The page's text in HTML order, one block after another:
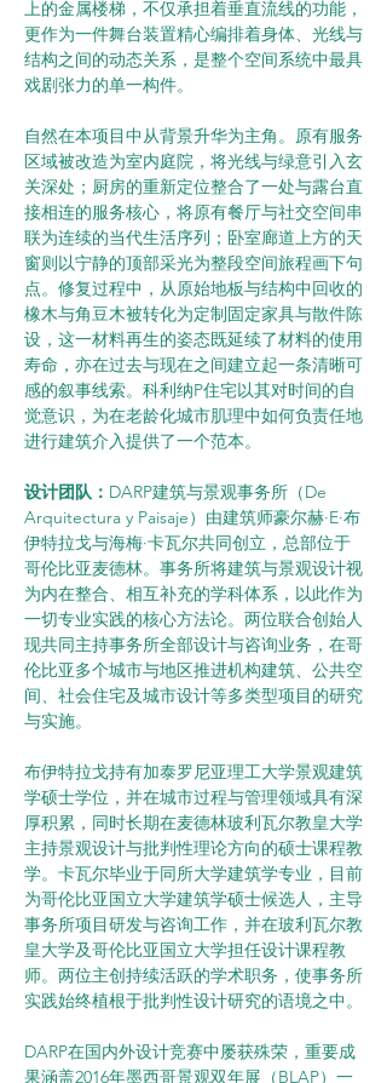
上的金属楼梯，不仅承担着垂直流线的功能，
更作为一件舞台装置精心编排着身体、光线与
结构之间的动态关系，是整个空间系统中最具
戏剧张力的单一构件。
自然在本项目中从背景升华为主角。原有服务
区域被改造为室内庭院，将光线与绿意引入玄
关深处；厨房的重新定位整合了一处与露台直
接相连的服务核心，将原有餐厅与社交空间串
联为连续的当代生活序列；卧室廊道上方的天
窗则以宁静的顶部采光为整段空间旅程画下句
点。修复过程中，从原始地板与结构中回收的
橡木与角豆木被转化为定制固定家具与散件陈
设，这一材料再生的姿态既延续了材料的使用
寿命，亦在过去与现在之间建立起一条清晰可
感的叙事线索。科利纳P住宅以其对时间的自
觉意识，为在老龄化城市肌理中如何负责任地
进行建筑介入提供了一个范本。
设计团队： DARP建筑与景观事务所（De
Arquitectura y Paisaje）由建筑师豪尔赫·E·布
伊特拉戈与海梅·卡瓦尔共同创立，总部位于
哥伦比亚麦德林。事务所将建筑与景观设计视
为内在整合、相互补充的学科体系，以此作为
一切专业实践的核心方法论。两位联合创始人
现共同主持事务所全部设计与咨询业务，在哥
伦比亚多个城市与地区推进机构建筑、公共空
间、社会住宅及城市设计等多类型项目的研究
与实施。
布伊特拉戈持有加泰罗尼亚理工大学景观建筑
学硕士学位，并在城市过程与管理领域具有深
厚积累，同时长期在麦德林玻利瓦尔教皇大学
主持景观设计与批判性理论方向的硕士课程教
学。卡瓦尔毕业于同所大学建筑学专业，目前
为哥伦比亚国立大学建筑学硕士候选人，主导
事务所项目研发与咨询工作，并在玻利瓦尔教
皇大学及哥伦比亚国立大学担任设计课程教
师。两位主创持续活跃的学术职务，使事务所
实践始终植根于批判性设计研究的语境之中。
DARP在国内外设计竞赛中屡获殊荣，重要成
果涵盖2016年墨西哥景观双年展（BLAP）一